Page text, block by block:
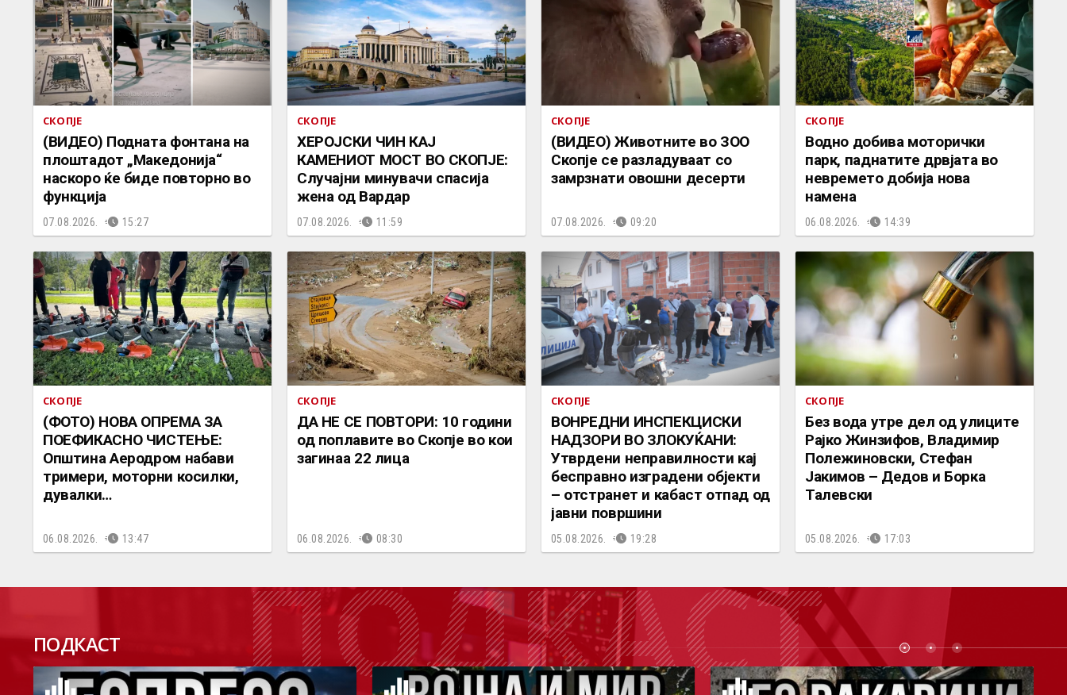
СКОПЈЕ
(ВИДЕО) Подната фонтана на
плоштадот „Македонија“
наскоро ќе биде повторно во
функција
07.08.2026. 15:27
СКОПЈЕ
ХЕРОЈСКИ ЧИН КАЈ
КАМЕНИОТ МОСТ ВО СКОПЈЕ:
Случајни минувачи спасија
жена од Вардар
07.08.2026. 11:59
СКОПЈЕ
(ВИДЕО) Животните во ЗОО
Скопје се разладуваат со
замрзнати овошни десерти
07.08.2026. 09:20
СКОПЈЕ
Водно добива моторички
парк, паднатите дрвјата во
невремето добија нова
намена
06.08.2026. 14:39
СКОПЈЕ
(ФОТО) НОВА ОПРЕМА ЗА
ПОЕФИКАСНО ЧИСТЕЊЕ:
Општина Аеродром набави
тримери, моторни косилки,
дувалки…
06.08.2026. 13:47
СКОПЈЕ
ДА НЕ СЕ ПОВТОРИ: 10 години
од поплавите во Скопје во кои
загинаа 22 лица
06.08.2026. 08:30
СКОПЈЕ
ВОНРЕДНИ ИНСПЕКЦИСКИ
НАДЗОРИ ВО ЗЛОКУЌАНИ:
Утврдени неправилности кај
бесправно изградени објекти
– отстранет и кабаст отпад од
јавни површини
05.08.2026. 19:28
СКОПЈЕ
Без вода утре дел од улиците
Рајко Жинзифов, Владимир
Полежиновски, Стефан
Јакимов – Дедов и Борка
Талевски
05.08.2026. 17:03
ПОДКАСТ ПОДКАСТ